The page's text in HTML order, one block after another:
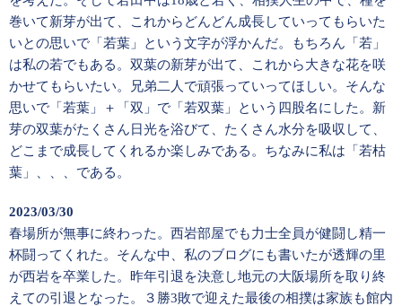
巻いて新芽が出て、これからどんどん成長していってもらいた
いとの思いで「若葉」という文字が浮かんだ。もちろん「若」
は私の若でもある。双葉の新芽が出て、これから大きな花を咲
かせてもらいたい。兄弟二人で頑張っていってほしい。そんな
思いで「若葉」＋「双」で「若双葉」という四股名にした。新
芽の双葉がたくさん日光を浴びて、たくさん水分を吸収して、
どこまで成長してくれるか楽しみである。ちなみに私は「若枯
葉」、、、である。
2023/03/30
春場所が無事に終わった。西岩部屋でも力士全員が健闘し精一
杯闘ってくれた。そんな中、私のブログにも書いたが透輝の里
が西岩を卒業した。昨年引退を決意し地元の大阪場所を取り終
えての引退となった。３勝3敗で迎えた最後の相撲は家族も館内